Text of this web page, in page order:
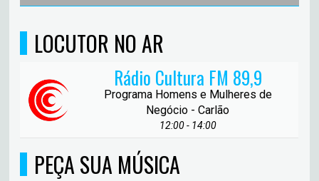
LOCUTOR NO AR
Rádio Cultura FM 89,9
Programa Homens e Mulheres de
Negócio - Carlão
12:00 - 14:00
PEÇA SUA MÚSICA